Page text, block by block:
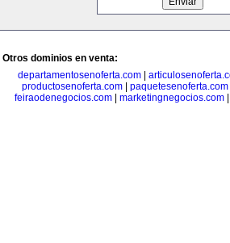
Otros dominios en venta:
departamentosenoferta.com
productosenoferta.com| paquetesenoferta.com
feiraodenegocios.com
marketingnegocios.com